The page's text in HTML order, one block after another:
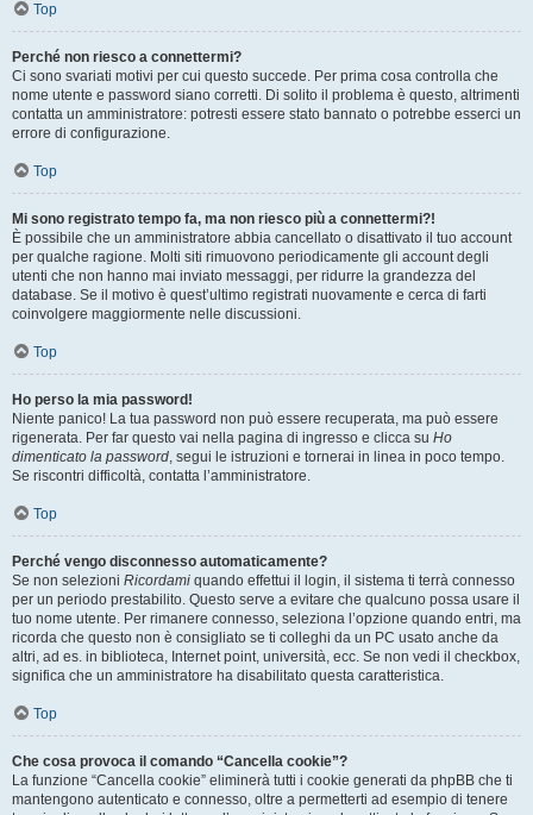
Top
Perché non riesco a connettermi?
Ci sono svariati motivi per cui questo succede. Per prima cosa controlla che
nome utente e password siano corretti. Di solito il problema è questo, altrimenti
contatta un amministratore: potresti essere stato bannato o potrebbe esserci un
errore di configurazione.
Top
Mi sono registrato tempo fa, ma non riesco più a connettermi?!
È possibile che un amministratore abbia cancellato o disattivato il tuo account
per qualche ragione. Molti siti rimuovono periodicamente gli account degli
utenti che non hanno mai inviato messaggi, per ridurre la grandezza del
database. Se il motivo è quest’ultimo registrati nuovamente e cerca di farti
coinvolgere maggiormente nelle discussioni.
Top
Ho perso la mia password!
Niente panico! La tua password non può essere recuperata, ma può essere
rigenerata. Per far questo vai nella pagina di ingresso e clicca su Ho
dimenticato la password, segui le istruzioni e tornerai in linea in poco tempo.
Se riscontri difficoltà, contatta l’amministratore.
Top
Perché vengo disconnesso automaticamente?
Se non selezioni Ricordami quando effettui il login, il sistema ti terrà connesso
per un periodo prestabilito. Questo serve a evitare che qualcuno possa usare il
tuo nome utente. Per rimanere connesso, seleziona l’opzione quando entri, ma
ricorda che questo non è consigliato se ti colleghi da un PC usato anche da
altri, ad es. in biblioteca, Internet point, università, ecc. Se non vedi il checkbox,
significa che un amministratore ha disabilitato questa caratteristica.
Top
Che cosa provoca il comando “Cancella cookie”?
La funzione “Cancella cookie” eliminerà tutti i cookie generati da phpBB che ti
mantengono autenticato e connesso, oltre a permetterti ad esempio di tenere